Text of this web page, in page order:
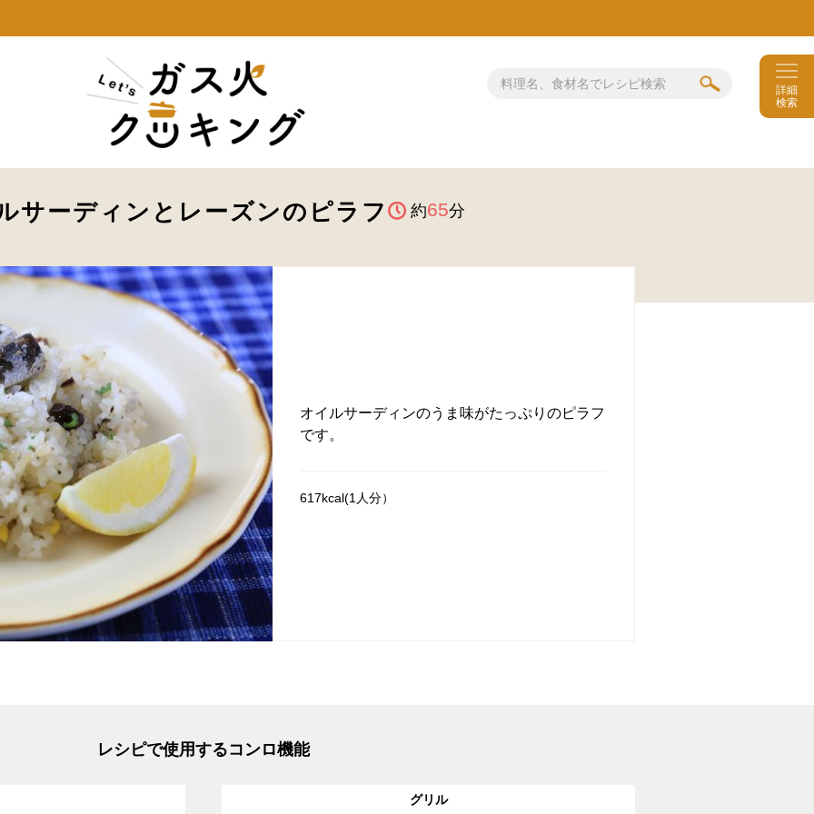
詳細
検索
サーディンとレーズンのピラフ 約65分
オイルサーディンのうま味がたっぷりのピラフ
です。
617kcal(1人分）
レシピで使用するコンロ機能
グリル